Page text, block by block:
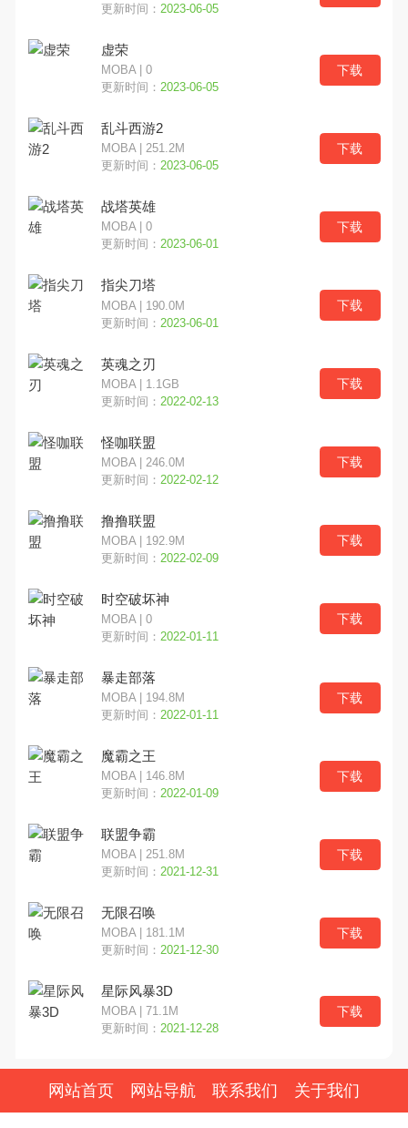
更新时间： 2023-06-05
虚荣
MOBA | 0
更新时间： 2023-06-05
下载
乱斗西游2
MOBA | 251.2M
更新时间： 2023-06-05
下载
战塔英雄
MOBA | 0
更新时间： 2023-06-01
下载
指尖刀塔
MOBA | 190.0M
更新时间： 2023-06-01
下载
英魂之刃
MOBA | 1.1GB
更新时间： 2022-02-13
下载
怪咖联盟
MOBA | 246.0M
更新时间： 2022-02-12
下载
撸撸联盟
MOBA | 192.9M
更新时间： 2022-02-09
下载
时空破坏神
MOBA | 0
更新时间： 2022-01-11
下载
暴走部落
MOBA | 194.8M
更新时间： 2022-01-11
下载
魔霸之王
MOBA | 146.8M
更新时间： 2022-01-09
下载
联盟争霸
MOBA | 251.8M
更新时间： 2021-12-31
下载
无限召唤
MOBA | 181.1M
更新时间： 2021-12-30
下载
星际风暴3D
MOBA | 71.1M
更新时间： 2021-12-28
下载
网站首页 网站导航 联系我们 关于我们